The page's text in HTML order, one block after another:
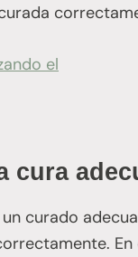
el
cura
curado